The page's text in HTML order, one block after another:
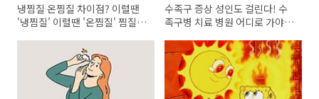
냉찜질 온찜질 차이점? 이럴땐
'냉찜질' 이럴땐 '온찜질' 찜질
수족구 증상 성인도 걸린다! 수
족구병 치료 병원 어디로 가야할